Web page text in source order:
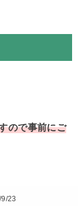
ので事前にご
9/23